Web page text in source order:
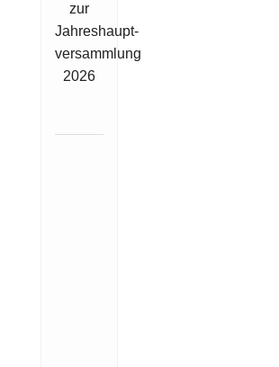
zur
Jahreshaupt-
versammlung
2026